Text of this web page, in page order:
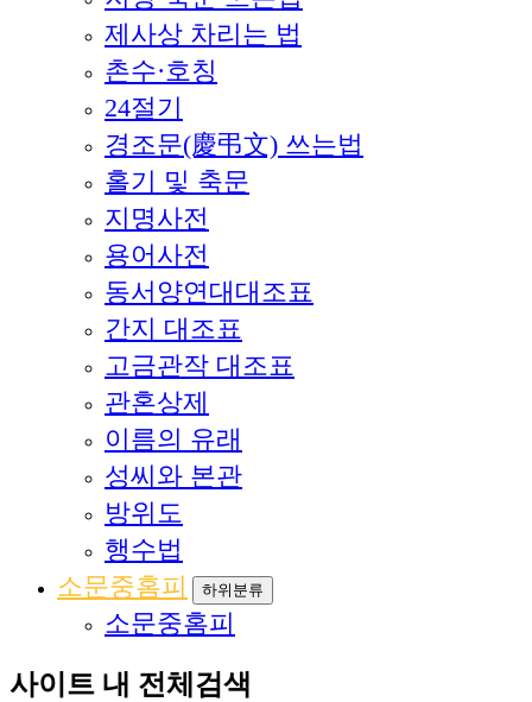
제사상 차리는 법
촌수·호칭
24절기
경조문(慶弔文) 쓰는법
홀기 및 축문
지명사전
용어사전
동서양연대대조표
간지 대조표
고금관작 대조표
관혼상제
이름의 유래
성씨와 본관
방위도
행수법
소문중홈피
하위분류
소문중홈피
사이트 내 전체검색